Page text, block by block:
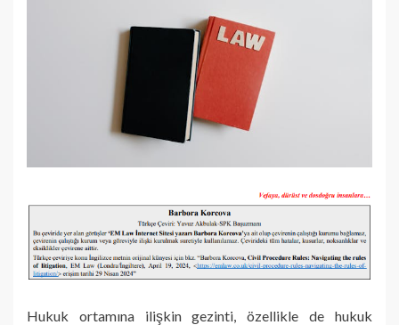
Hukuk ortamına ilişkin gezinti, özellikle de hukuk